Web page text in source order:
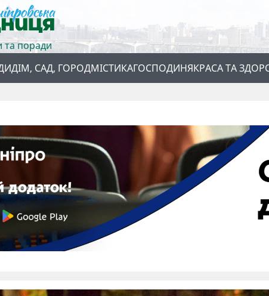
та поради
ДІМ, САД, ГОРОДМІСТИКАГОСПОДИНЯКРАСА ТА